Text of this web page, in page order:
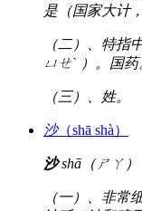
是（国家大计
（二）、特指
ㄩㄝˋ ）。国药
（三）、姓。
沙（shā shà）
沙shā（ㄕㄚ）
（一）、非常